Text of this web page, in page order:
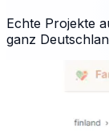
Echte Projekte
ganz